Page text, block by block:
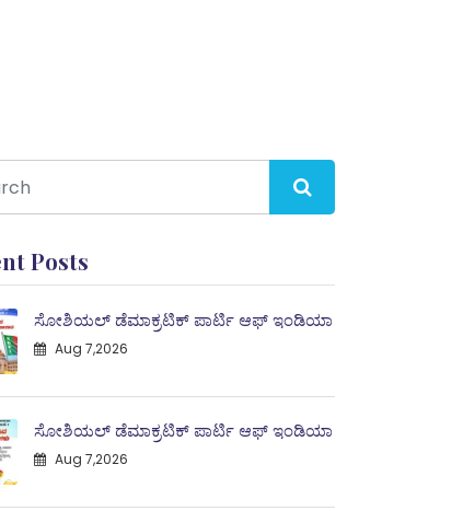
Posts
ಸೋಶಿಯಲ್ ಡೆಮಾಕ್ರಟಿಕ್ ಪಾರ್ಟಿ ಆಫ್ ಇಂಡಿಯಾ
Aug 7,2026
ಸೋಶಿಯಲ್ ಡೆಮಾಕ್ರಟಿಕ್ ಪಾರ್ಟಿ ಆಫ್ ಇಂಡಿಯಾ
Aug 7,2026